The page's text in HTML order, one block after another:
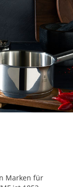
Marken für